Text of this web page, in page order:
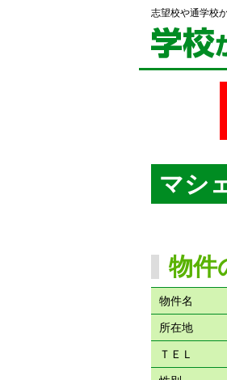
志望校や通学校
マシ
物件
物件名
所在地
ＴＥＬ